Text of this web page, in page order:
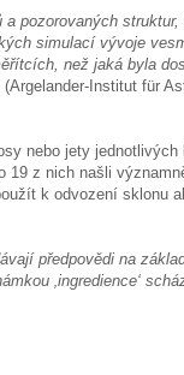
pozorovaných
simulací vývoje
než jaká byla
(Argelander-Institut für
nebo jety
z nich našli
k odvození sklonu
předpovědi na
‚ingredience‘